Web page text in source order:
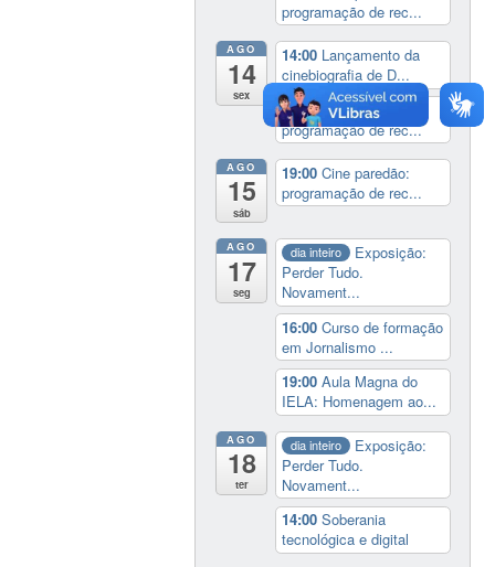
programação de rec...
AGO
14
sex
14:00 Lançamento da
cinebiografia de D...
19:00 Cine paredão:
programação de rec...
AGO
15
sáb
19:00Cine paredão:
programação de rec...
AGO
17
seg
dia inteiro
Exposição:
Perder Tudo.
Novament...
16:00Curso de formação
em Jornalismo ...
19:00Aula Magna do
IELA: Homenagem ao...
AGO
18
ter
dia inteiro
Exposição:
Perder Tudo.
Novament...
14:00Soberania
tecnológica e digital